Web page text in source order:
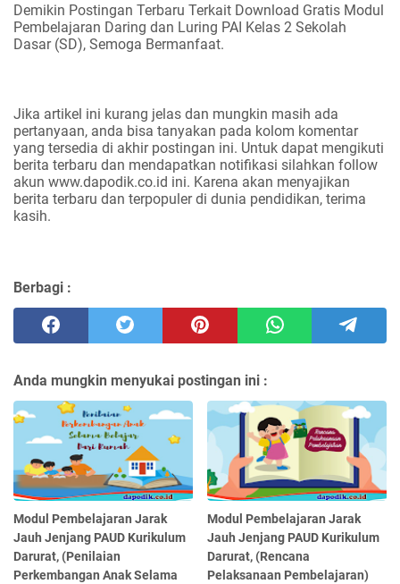
Demikin Postingan Terbaru Terkait Download Gratis Modul
Pembelajaran Daring dan Luring PAI Kelas 2 Sekolah
Dasar (SD), Semoga Bermanfaat.
Jika artikel ini kurang jelas dan mungkin masih ada
pertanyaan, anda bisa tanyakan pada kolom komentar
yang tersedia di akhir postingan ini. Untuk dapat mengikuti
berita terbaru dan mendapatkan notifikasi silahkan follow
akun www.dapodik.co.id ini. Karena akan menyajikan
berita terbaru dan terpopuler di dunia pendidikan, terima
kasih.
Berbagi :
Anda mungkin menyukai postingan ini :
Modul Pembelajaran Jarak
Jauh Jenjang PAUD Kurikulum
Darurat, (Penilaian
Perkembangan Anak Selama
Modul Pembelajaran Jarak
Jauh Jenjang PAUD Kurikulum
Darurat, (Rencana
Pelaksanaan Pembelajaran)